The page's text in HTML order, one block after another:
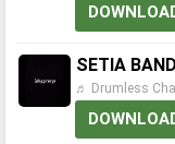
SETIA
♬ Drumless